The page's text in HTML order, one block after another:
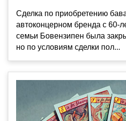
Сделка по приобретению
автоконцерном бренда с 60-
семьи Бовензипен была
но по условиям сделки пол...